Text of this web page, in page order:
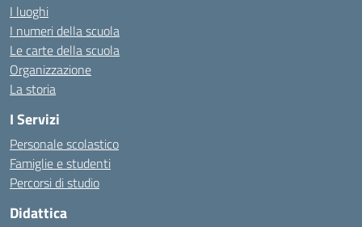
I luoghi
I numeri della scuola
Le carte della scuola
Organizzazione
La storia
I Servizi
Personale scolastico
Famiglie e studenti
Percorsi di studio
Didattica